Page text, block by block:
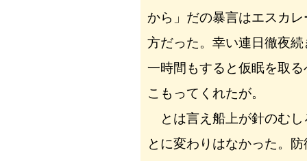
から」だの暴言はエスカ
方だった。幸い連日徹夜
一時間もすると仮眠を取
こもってくれたが。
とは言え船上が針のむし
とに変わりはなかった。